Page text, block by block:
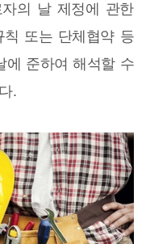
의 날 제정에 관한
칙 또는 단체협약 등
에 준하여 해석할 수
.